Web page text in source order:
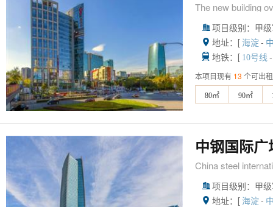
The new building
 项目级别：甲
 地址：[ 海淀 -
 地铁：[ 10号线 -
本项目现有 13 个可出
80㎡ 90㎡
中钢国际广
China steel
 项目级别：甲
 地址：[ 海淀 -